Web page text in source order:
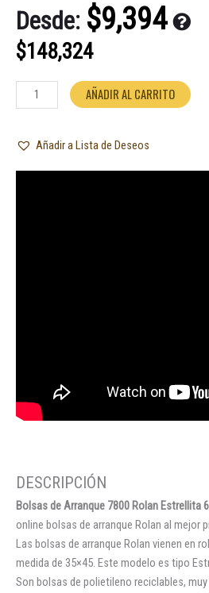
Desde: $9,394
$148,324
35x45
Rollo
cantidad
AÑADIR AL CARRITO
Añadir a Lista de Deseos
Bolsas de Arranque 7800 Rolan Estrellita
online bolsas de arranque Rolan al mejor
Las bolsas de arranque Rolan vienen en
medida de 35×45. Este modelo es tipo
Son bolsas de polietileno reciclables,